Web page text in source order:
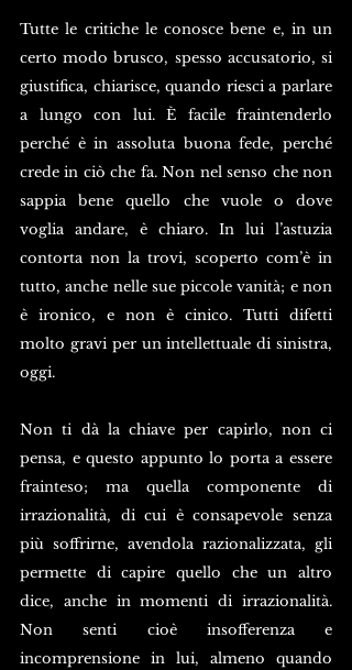
Tutte le critiche le conosce bene e, in un
certo modo brusco, spesso accusatorio, si
giustifica, chiarisce, quando riesci a parlare
a lungo con lui. È facile fraintenderlo
perché è in assoluta buona fede, perché
crede in ciò che fa. Non nel senso che non
sappia bene quello che vuole o dove
voglia andare, è chiaro. In lui l’astuzia
contorta non la trovi, scoperto com’è in
tutto, anche nelle sue piccole vanità; e non
è ironico, e non è cinico. Tutti difetti
molto gravi per un intellettuale di sinistra,
oggi.
Non ti dà la chiave per capirlo, non ci
pensa, e questo appunto lo porta a essere
frainteso; ma quella componente di
irrazionalità, di cui è consapevole senza
più soffrirne, avendola razionalizzata, gli
permette di capire quello che un altro
dice, anche in momenti di irrazionalità.
Non senti cioè insofferenza e
incomprensione in lui, almeno quando